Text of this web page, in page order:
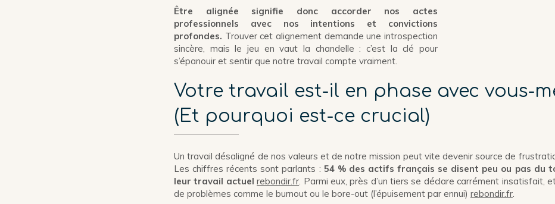
Être alignée signifie donc accorder nos actes
professionnels avec nos intentions et convictions
profondes. Trouver cet alignement demande une introspection
sincère, mais le jeu en vaut la chandelle : c’est la clé pour
s’épanouir et sentir que notre travail compte vraiment.
Votre travail est-il en phase avec vous-
(Et pourquoi est-ce crucial)
Un travail désaligné de nos valeurs et de notre mission peut vite devenir source de
Les chiffres récents sont parlants : 54 % des actifs français se disent peu ou pas du
leur travail actuelrebondir.fr . Parmi eux, près d’un tiers se déclare carrément insatisfait,
de problèmes comme le burnout ou le bore-out (l’épuisement par ennui) rebondir.fr